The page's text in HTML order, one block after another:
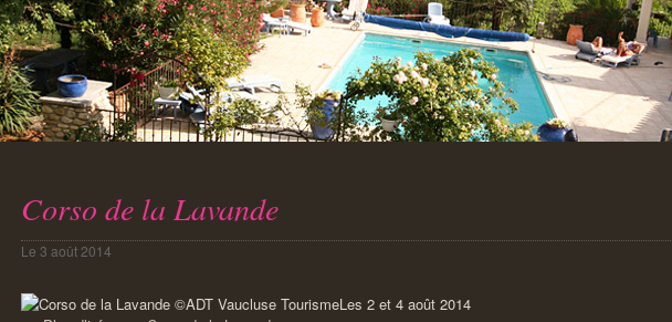
Corso de la Lavande
Le 3 août 2014
Les 2 et 4 août 2014